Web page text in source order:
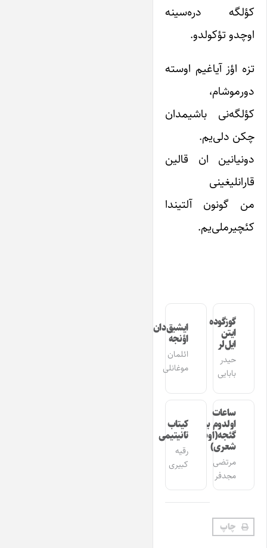
کؤلگه دره‌سینه
اوچدو تؤکولدو.
تزه اؤز آیاغیم اوسته
دورموشام،
کؤلگه‌نی باشیمدان
چکن دلی‌یم.
دونیانین ان قالین
قارانلیغینی
من گونون آلتیندا
کئچیرملی‌یم.
گوزگوده
ایتن
ایل‌لر
حیدر
بابایی
ایشیق‌دان
اؤنجه
ائلمان
موغانلی
ساعات
اولدوم بیر
گئجه(اوشاق
شعری)
مرتضی
مجدفر
کیتاب
تانیتیمی
رقیه
کبیری
چاپ